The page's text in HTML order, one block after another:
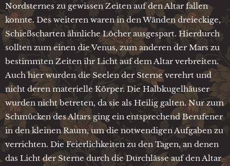
Nordsternes zu gewissen Zeiten auf den Altar fallen
konnte. Des weiteren waren in den Wänden dreieckige,
Schießscharten ähnliche Löcher ausgespart. Hierdurch
sollten zum einen die Venus, zum anderen der Mars zu
bestimmten Zeiten ihr Licht auf dem Altar verbreiten.
Auch hier wurden die Seelen der Sterne verehrt und
nicht deren materielle Körper. Die Halbkugelhäuser
wurden nicht betreten, da sie als Heilig galten. Nur zum
Schmücken des Altars ging ein entsprechend Berufener
in den kleinen Raum, um die notwendigen Aufgaben zu
verrichten. Die Feierlichkeiten zu den Tagen, an denen
das Licht der Sterne durch die Durchlässe auf den Altar